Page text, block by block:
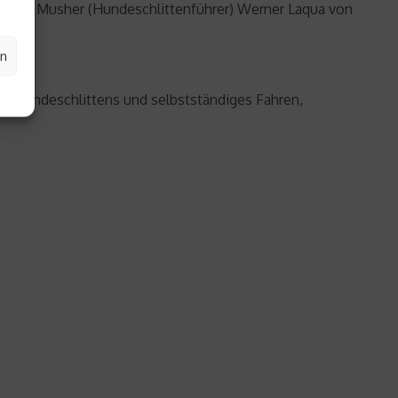
Musher (Hundeschlittenführer) Werner Laqua von
Hundeschlittens und selbstständiges Fahren,